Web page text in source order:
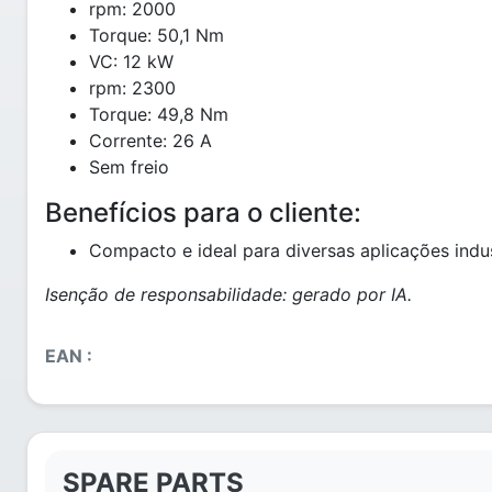
rpm: 2000
Torque: 50,1 Nm
VC: 12 kW
rpm: 2300
Torque: 49,8 Nm
Corrente: 26 A
Sem freio
Benefícios para o cliente:
Compacto e ideal para diversas aplicações
Isenção de responsabilidade: gerado por IA.
EAN :
SPARE PARTS